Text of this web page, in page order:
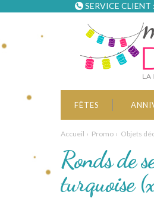
SERVICE CLIENT :
FÊTES
Accueil Promo Objets
Ronds de
turquoise